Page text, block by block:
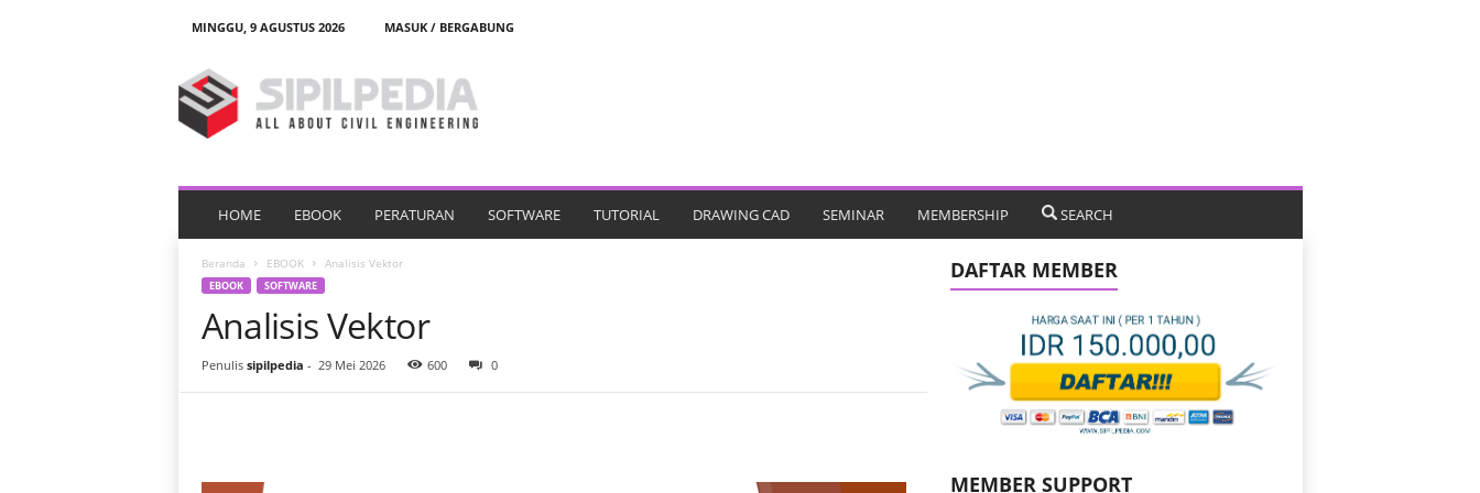
MINGGU, 9 AGUSTUS 2026
MASUK / BERGABUNG
p
i
e
i
HOME EBOOK PERATURAN SOFTWARE TUTORIAL DRAWING CAD SEMINAR MEMBERSHIP SEARCH
Beranda EBOOK Analisis Vektor
EBOOK SOFTWARE
Analisis Vektor
Penulis sipilpedia - 29 Mei 2026 600 0
DAFTAR MEMBER
MEMBER SUPPORT